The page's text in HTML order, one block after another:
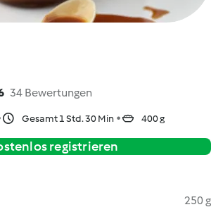
34 Bewertungen
Gesamt 1 Std. 30 Min 400 g
registrieren
250 g